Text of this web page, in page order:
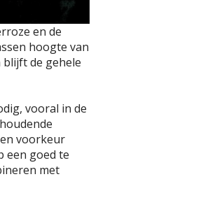
en de
hoogte van
blijft de gehele
vooral in de
voorkeur
een goed te
met